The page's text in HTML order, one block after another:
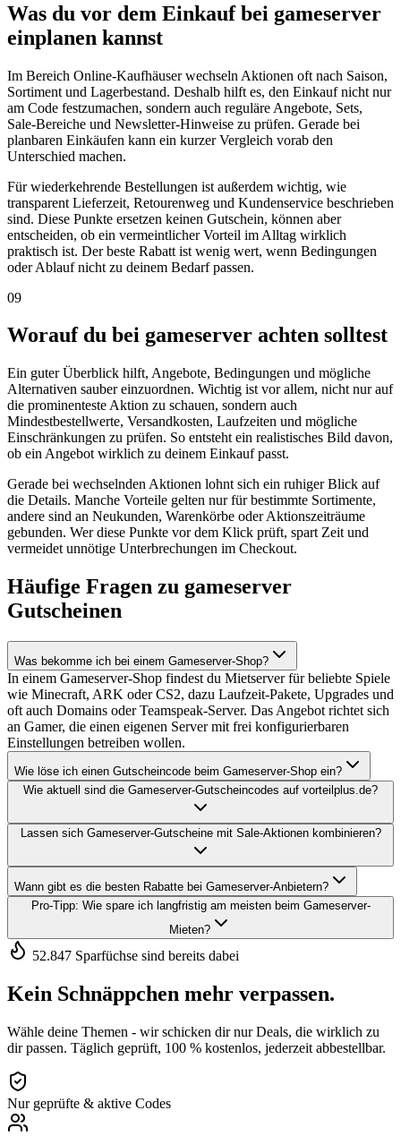
Was du vor dem Einkauf bei gameserver
einplanen kannst
Im Bereich Online-Kaufhäuser wechseln Aktionen oft nach Saison,
Sortiment und Lagerbestand. Deshalb hilft es, den Einkauf nicht nur
am Code festzumachen, sondern auch reguläre Angebote, Sets,
Sale-Bereiche und Newsletter-Hinweise zu prüfen. Gerade bei
planbaren Einkäufen kann ein kurzer Vergleich vorab den
Unterschied machen.
Für wiederkehrende Bestellungen ist außerdem wichtig, wie
transparent Lieferzeit, Retourenweg und Kundenservice beschrieben
sind. Diese Punkte ersetzen keinen Gutschein, können aber
entscheiden, ob ein vermeintlicher Vorteil im Alltag wirklich
praktisch ist. Der beste Rabatt ist wenig wert, wenn Bedingungen
oder Ablauf nicht zu deinem Bedarf passen.
09
Worauf du bei gameserver achten solltest
Ein guter Überblick hilft, Angebote, Bedingungen und mögliche
Alternativen sauber einzuordnen. Wichtig ist vor allem, nicht nur auf
die prominenteste Aktion zu schauen, sondern auch
Mindestbestellwerte, Versandkosten, Laufzeiten und mögliche
Einschränkungen zu prüfen. So entsteht ein realistisches Bild davon,
ob ein Angebot wirklich zu deinem Einkauf passt.
Gerade bei wechselnden Aktionen lohnt sich ein ruhiger Blick auf
die Details. Manche Vorteile gelten nur für bestimmte Sortimente,
andere sind an Neukunden, Warenkörbe oder Aktionszeiträume
gebunden. Wer diese Punkte vor dem Klick prüft, spart Zeit und
vermeidet unnötige Unterbrechungen im Checkout.
Häufige Fragen zu gameserver
Gutscheinen
Was bekomme ich bei einem Gameserver-Shop?
In einem Gameserver-Shop findest du Mietserver für beliebte Spiele
wie Minecraft, ARK oder CS2, dazu Laufzeit-Pakete, Upgrades und
oft auch Domains oder Teamspeak-Server. Das Angebot richtet sich
an Gamer, die einen eigenen Server mit frei konfigurierbaren
Einstellungen betreiben wollen.
Wie löse ich einen Gutscheincode beim Gameserver-Shop ein?
Wie aktuell sind die Gameserver-Gutscheincodes auf vorteilplus.de?
Lassen sich Gameserver-Gutscheine mit Sale-Aktionen kombinieren?
Wann gibt es die besten Rabatte bei Gameserver-Anbietern?
Pro-Tipp: Wie spare ich langfristig am meisten beim Gameserver-
Mieten?
52.847 Sparfüchse sind bereits dabei
Kein Schnäppchen mehr verpassen.
Wähle deine Themen - wir schicken dir nur Deals, die wirklich zu
dir passen. Täglich geprüft, 100 % kostenlos, jederzeit abbestellbar.
Nur geprüfte & aktive Codes